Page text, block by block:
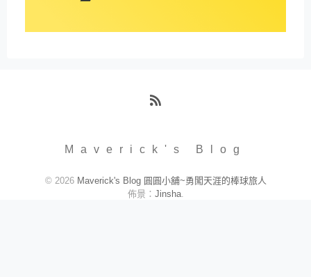
Maverick's Blog
© 2026 Maverick's Blog 圓圓小舖~勇闖天涯的棒球旅人
佈景： Jinsha.